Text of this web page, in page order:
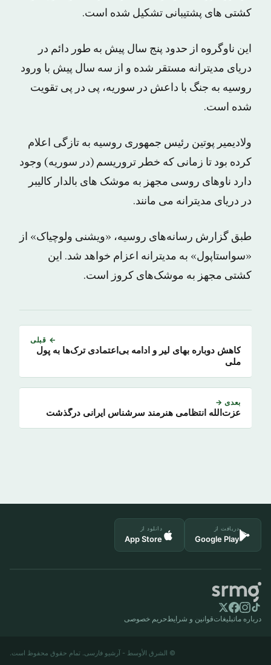
کشتی های پشتیبانی تشکیل شده است.
این ناوگروه از حدود پنج سال پیش به طور دائم در
دریای مدیترانه مستقر شده و از سه سال پیش با ورود
روسیه به جنگ با داعش در سوریه، پی در پی تقویت
شده است.
ولادیمیر پوتین رئیس جمهوری روسیه به تازگی اعلام
کرده بود تا زمانی که خطر تروریسم (در سوریه) وجود
دارد ناوهای روسی مجهز به موشک های بالدار کالیبر
در دریای مدیترانه می مانند.
طبق گزارش رسانه‌های روسیه، «ویشنی ولوچیاک» از
«سواستاپول» به مدیترانه اعزام خواهد شد. این
کشتی مجهز به موشک‌های کروز است.
← قبلی
کاهش دوباره بهای لیر و ادامه بی‌اعتمادی ترک‌ها به پول
ملی
بعدی →
عزت‌الله انتظامی هنرمند سرشناس ایرانی درگذشت
دریافت از
Google Play
دانلود از
App Store
درباره ماتبلیغاتقوانین و شرایطحریم خصوصی
© الشرق الأوسط - آرشیو فارسی. تمام حقوق محفوظ است.